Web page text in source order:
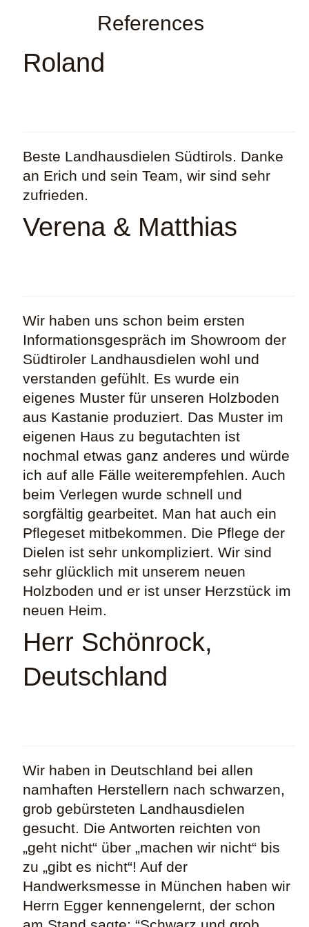
References
Roland
Beste Landhausdielen Südtirols. Danke
an Erich und sein Team, wir sind sehr
zufrieden.
Verena & Matthias
Wir haben uns schon beim ersten
Informationsgespräch im Showroom der
Südtiroler Landhausdielen wohl und
verstanden gefühlt. Es wurde ein
eigenes Muster für unseren Holzboden
aus Kastanie produziert. Das Muster im
eigenen Haus zu begutachten ist
nochmal etwas ganz anderes und würde
ich auf alle Fälle weiterempfehlen. Auch
beim Verlegen wurde schnell und
sorgfältig gearbeitet. Man hat auch ein
Pflegeset mitbekommen. Die Pflege der
Dielen ist sehr unkompliziert. Wir sind
sehr glücklich mit unserem neuen
Holzboden und er ist unser Herzstück im
neuen Heim.
Herr Schönrock,
Deutschland
Wir haben in Deutschland bei allen
namhaften Herstellern nach schwarzen,
grob gebürsteten Landhausdielen
gesucht. Die Antworten reichten von
„geht nicht“ über „machen wir nicht“ bis
zu „gibt es nicht“! Auf der
Handwerksmesse in München haben wir
Herrn Egger kennengelernt, der schon